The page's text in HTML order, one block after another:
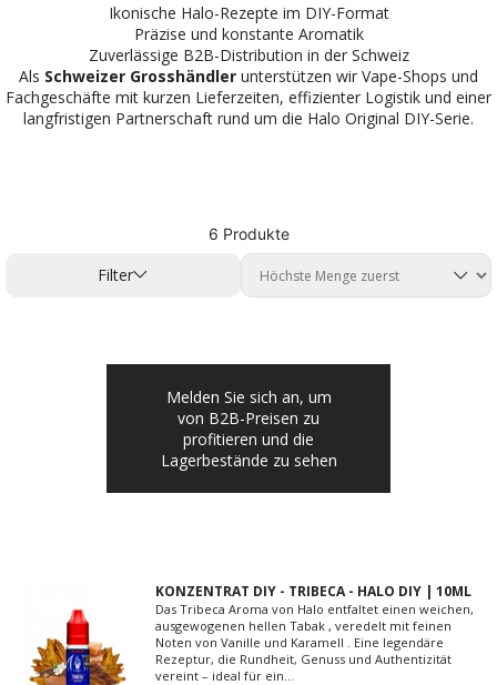
Ikonische Halo-Rezepte im DIY-Format
Präzise und konstante Aromatik
Zuverlässige B2B-Distribution in der Schweiz
Als Schweizer Grosshändler unterstützen wir Vape-Shops und
Fachgeschäfte mit kurzen Lieferzeiten, effizienter Logistik und einer
langfristigen Partnerschaft rund um die Halo Original DIY-Serie.
6 Produkte
Filter
Melden Sie sich an, um
von B2B-Preisen zu
profitieren und die
Lagerbestände zu sehen
KONZENTRAT DIY - TRIBECA - HALO DIY | 10ML
Das Tribeca Aroma von Halo entfaltet einen weichen,
ausgewogenen hellen Tabak , veredelt mit feinen
Noten von Vanille und Karamell . Eine legendäre
Rezeptur, die Rundheit, Genuss und Authentizität
vereint – ideal für ein...